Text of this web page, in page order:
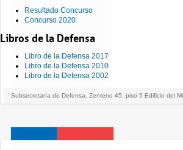
Resultado Concurso
Concurso 2020
Libros de la Defensa
Libro de la Defensa 2017
Libro de la Defensa 2010
Libro de la Defensa 2002
Subsecretaría de Defensa. Zenteno 45, piso 5 Edificio del